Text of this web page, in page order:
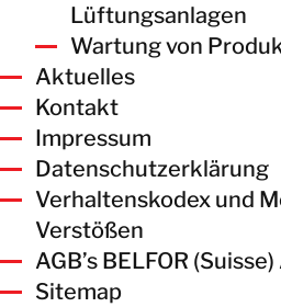
Lüftungsanlagen
Wartung von
Aktuelles
Kontakt
Impressum
Datenschutzerklärung
Verhaltenskodex und
Verstößen
AGB’s BELFOR (Suisse)
Sitemap